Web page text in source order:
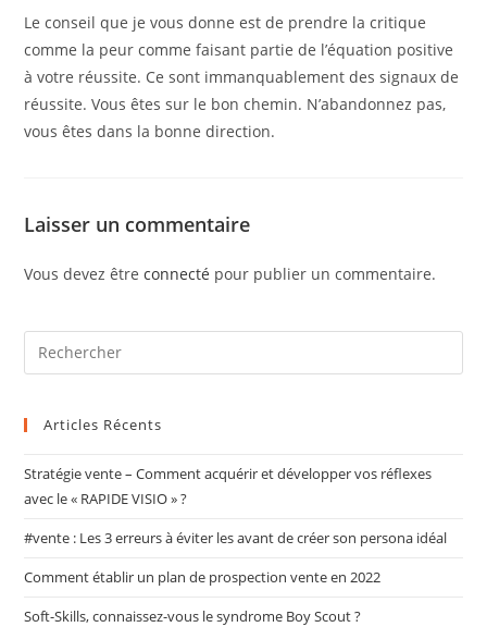
Le conseil que je vous donne est de prendre la critique
comme la peur comme faisant partie de l’équation positive
à votre réussite. Ce sont immanquablement des signaux de
réussite. Vous êtes sur le bon chemin. N’abandonnez pas,
vous êtes dans la bonne direction.
Laisser un commentaire
Vous devez êtreconnecté pour publier un commentaire.
Articles Récents
Stratégie vente – Comment acquérir et développer vos réflexes
avec le « RAPIDE VISIO » ?
#vente : Les 3 erreurs à éviter les avant de créer son persona idéal
Comment établir un plan de prospection vente en 2022
Soft-Skills, connaissez-vous le syndrome Boy Scout ?